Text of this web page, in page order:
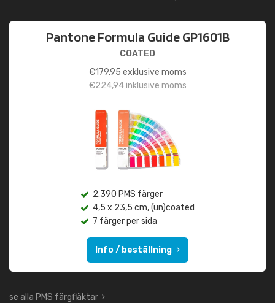
Pantone Formula Guide GP1601B
COATED
€179,95 exklusive moms
€224,94inklusive moms
2.390 PMS färger
4,5 x 23,5 cm, (un)coated
7 färger per sida
Info / beställning
se alla PMS färgfläktar